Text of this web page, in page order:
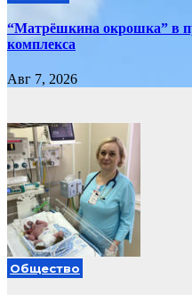
“Матрёшкина окрошка” в
комплекса
Авг 7, 2026
Общество